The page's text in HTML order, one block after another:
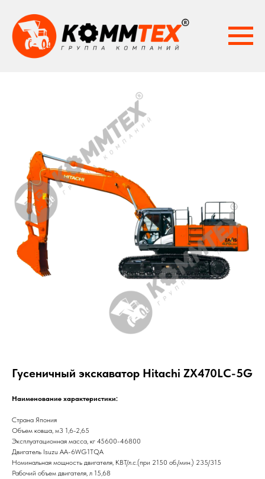
Гусеничный экскаватор Hitachi ZX470LC-5G
Наименование характеристики:
Страна Япония
Объем ковша, м3 1,6-2,65
Эксплуатационная масса, кг 45600-46800
Двигатель Isuzu AA-6WG1TQA
Номинальная мощность двигателя, КВТ/л.с.(при 2150 об./мин.) 235/315
Рабочий объем двигателя, л 15,68